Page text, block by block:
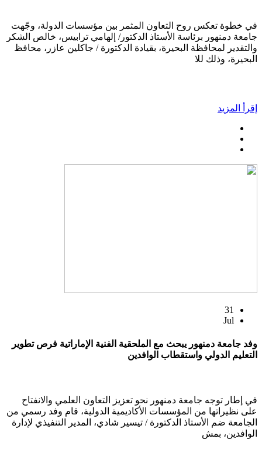
في خطوة تعكس روح التعاون المثمر بين مؤسسات الدولة، وجّهت
جامعة دمنهور برئاسة الأستاذ الدكتور/ إلهامي ترابيس، خالص الشكر
والتقدير لمحافظة البحيرة، بقيادة الدكتورة / جاكلين عازر، محافظ
البحيرة، وذلك للا
إقرأ المزيد
31
Jul
وفد جامعة دمنهور يبحث مع الملحقية الفنية الإماراتية فرص تطوير
التعليم الدولي واستقطاب الوافدين
في إطار توجه جامعة دمنهور نحو تعزيز التعاون العلمي والانفتاح
على نظيراتها من المؤسسات الأكاديمية الدولية، قام وفد رسمي من
الجامعة ضم الأستاذ الدكتورة / تيسير شادي، المدير التنفيذي لإدارة
الوافدين، بمش